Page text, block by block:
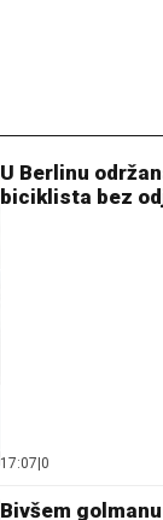
U Berlinu
biciklista bez
17:07|0
Bivšem